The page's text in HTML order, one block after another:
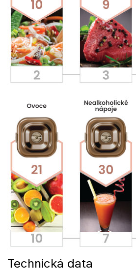
Technická data